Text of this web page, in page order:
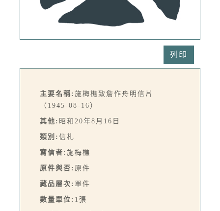
列印
主要名稱: 施梅樵致詹作舟明信片
（1945-08-16）
其他: 昭和20年8月16日
類別: 信札
寫信者: 施梅樵
原件與否: 原件
藏品層次: 單件
數量單位: 1張